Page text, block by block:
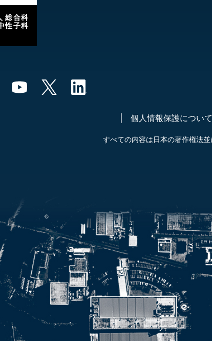
総合科
性子科
個人情報保護について
すべての内容は日本の著作権法